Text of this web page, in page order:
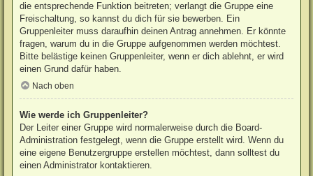
die entsprechende Funktion beitreten; verlangt die Gruppe eine
Freischaltung, so kannst du dich für sie bewerben. Ein
Gruppenleiter muss daraufhin deinen Antrag annehmen. Er könnte
fragen, warum du in die Gruppe aufgenommen werden möchtest.
Bitte belästige keinen Gruppenleiter, wenn er dich ablehnt, er wird
einen Grund dafür haben.
Nach oben
Wie werde ich Gruppenleiter?
Der Leiter einer Gruppe wird normalerweise durch die Board-
Administration festgelegt, wenn die Gruppe erstellt wird. Wenn du
eine eigene Benutzergruppe erstellen möchtest, dann solltest du
einen Administrator kontaktieren.